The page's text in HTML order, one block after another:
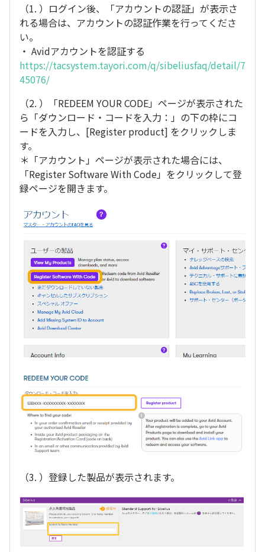
（1. ）ログイン後、「アカウントの認証」が表示さ
れる場合は、アカウントの認証作業を行ってくださ
い。
・ Avidアカウントを認証する
https://tacsystem.tayori.com/q/sibeliusfaq/detail/7
45076/
（2. ）「REDEEM YOUR CODE」ページが表示された
ら「ダウンロード・コードを入力：」の下の枠にコ
ードを入力し、[Register product] をクリックしま
す。
＊「アカウント」ページが表示された場合には、
「Register Software With Code」をクリックして登
録ページを開きます。
（3. ）登録した製品が表示されます。